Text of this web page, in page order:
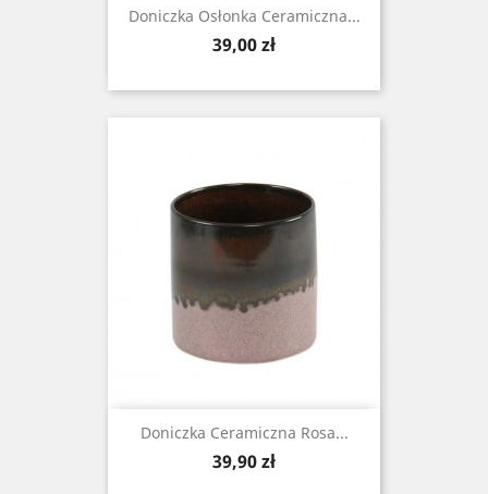
Doniczka Osłonka Ceramiczna...
Cena
39,00 zł
Doniczka Ceramiczna Rosa...
Cena
39,90 zł